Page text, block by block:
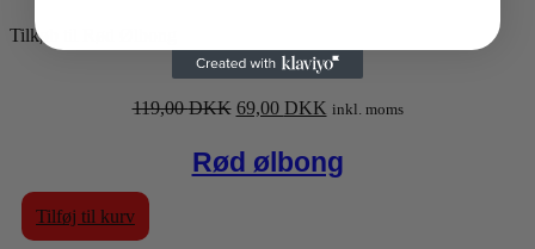
Tilkøb til Rød Ølbong
119,00DKK Den
pris
var:
69,00 DKKDen
er:
inkl. moms
Rød ølbong
Tilføj til kurv